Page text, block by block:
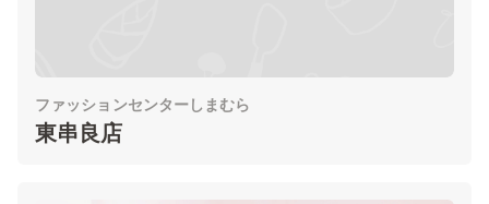
ファッションセンターしまむら
東串良店